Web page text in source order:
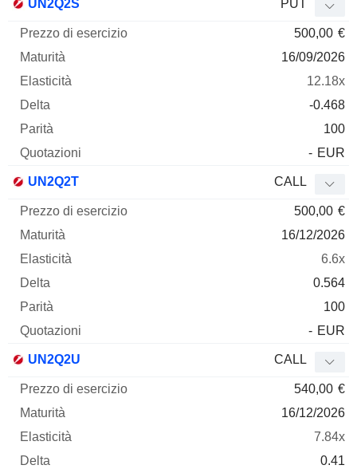
UN2Q2S PUT
500,00 €
16/09/2026
12.18x
-0.468
100
- EUR
UN2Q2T CALL
500,00 €
16/12/2026
6.6x
0.564
100
- EUR
UN2Q2U CALL
540,00 €
16/12/2026
7.84x
0.41